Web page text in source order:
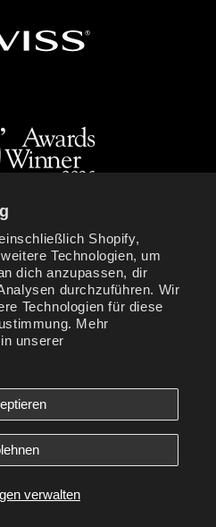
Shopify,
Technologien, um
dich anzupassen, dir
durchzuführen. Wir
Technologien für diese
Mehr
unserer
verwalten
LOVISS-NEWS UND
ANGEBOTE AN
18.